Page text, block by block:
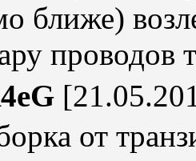
ближе)
проводов
от